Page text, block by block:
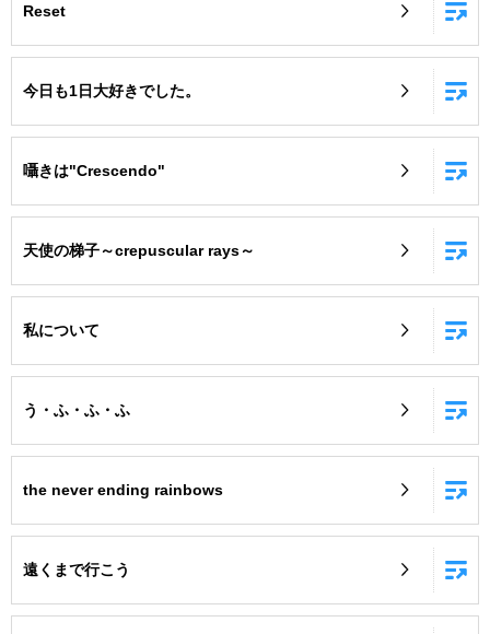
自宅でカラオケ歌い放題！
Reset
今日も1日大好きでした。
囁きは"Crescendo"
天使の梯子～crepuscular rays～
私について
う・ふ・ふ・ふ
the never ending rainbows
遠くまで行こう